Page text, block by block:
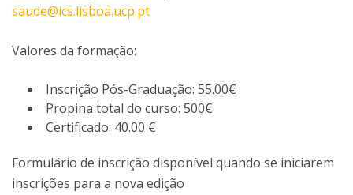
saude@ics.lisboa.ucp.pt
Valores da formação:
Inscrição Pós-Graduação: 55.00€
Propina total do curso: 500€
Certificado: 40.00 €
Formulário de inscrição disponível quando se iniciarem
inscrições para a nova edição